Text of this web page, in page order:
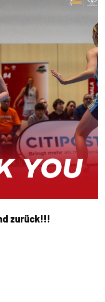
zurück!!!